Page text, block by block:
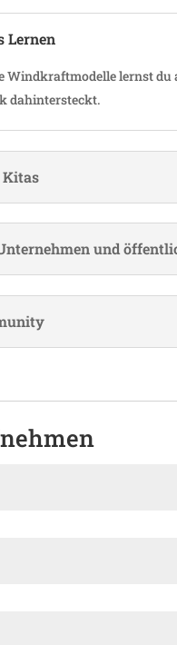
Lernen
Wind­kraft­mo­delle lernst du
dahintersteckt.
Kitas
und